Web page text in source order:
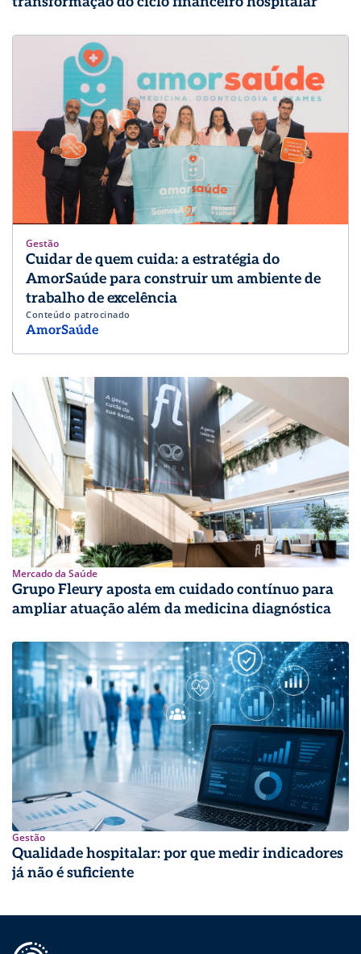
Gestão
Cuidar de quem cuida: a estratégia do
AmorSaúde para construir um ambiente de
trabalho de excelência
Conteúdo patrocinado
AmorSaúde
Mercado da Saúde
Grupo Fleury aposta em cuidado contínuo para
ampliar atuação além da medicina diagnóstica
Gestão
Qualidade hospitalar: por que medir indicadores
já não é suficiente